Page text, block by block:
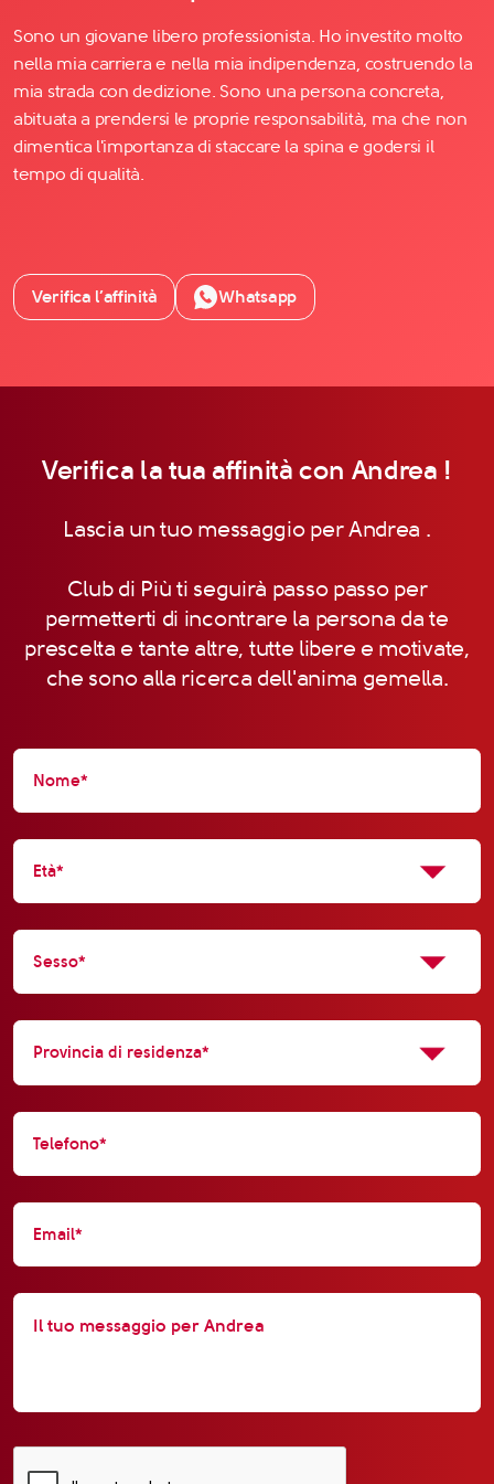
Sono un giovane libero professionista. Ho investito molto
nella mia carriera e nella mia indipendenza, costruendo la
mia strada con dedizione. Sono una persona concreta,
abituata a prendersi le proprie responsabilità, ma che non
dimentica l'importanza di staccare la spina e godersi il
tempo di qualità.
Verifica l’affinità Whatsapp
Verifica la tua affinità con Andrea !
Lascia un tuo messaggio per Andrea .
Club di Più ti seguirà passo passo per
permetterti di incontrare la persona da te
prescelta e tante altre, tutte libere e motivate,
che sono alla ricerca dell'anima gemella.